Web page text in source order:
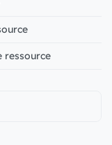
ressource